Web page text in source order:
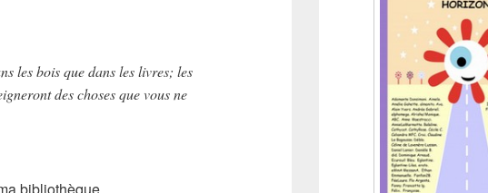
les bois que dans les livres; les
des choses que vous ne